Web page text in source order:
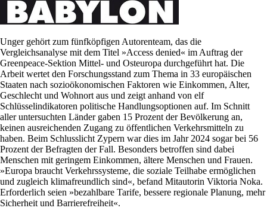
Unger gehört zum fünfköpfigen Autorenteam, das die
Vergleichsanalyse mit dem Titel »Access denied« im Auftrag der
Greenpeace-Sektion Mittel- und Osteuropa durchgeführt hat. Die
Arbeit wertet den Forschungsstand zum Thema in 33 europäischen
Staaten nach sozioökonomischen Faktoren wie Einkommen, Alter,
Geschlecht und Wohnort aus und zeigt anhand von elf
Schlüsselindikatoren politische Handlungsoptionen auf. Im Schnitt
aller untersuchten Länder gaben 15 Prozent der Bevölkerung an,
keinen ausreichenden Zugang zu öffentlichen Verkehrsmitteln zu
haben. Beim Schlusslicht Zypern war dies im Jahr 2024 sogar bei 56
Prozent der Befragten der Fall. Besonders betroffen sind dabei
Menschen mit geringem Einkommen, ältere Menschen und Frauen.
»Europa braucht Verkehrssysteme, die soziale Teilhabe ermöglichen
und zugleich klimafreundlich sind«, befand Mitautorin Viktoria Noka.
Erforderlich seien »bezahlbare Tarife, bessere regionale Planung, mehr
Sicherheit und Barrierefreiheit«.